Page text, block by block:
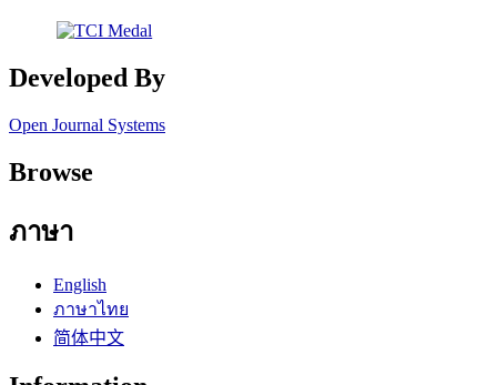
Developed By
Open Journal Systems
Browse
ภาษา
English
ภาษาไทย
简体中文